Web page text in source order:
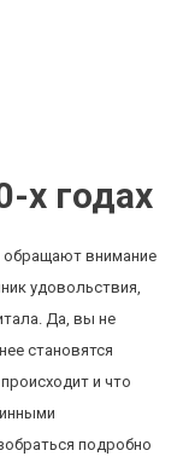
х годах
внимание
удовольствия,
Да, вы не
становятся
и что
подробно